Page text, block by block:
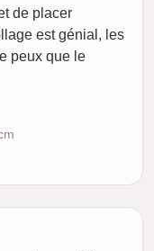
de placer
est génial, les
peux que le